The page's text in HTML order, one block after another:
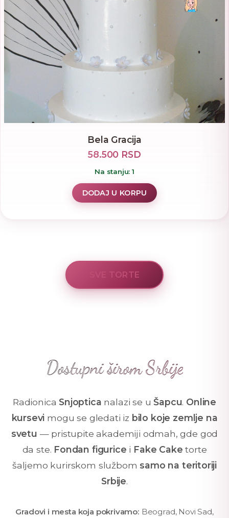
Bela Gracija
58.500 RSD
Na stanju: 1
DODAJ U KORPU
SVE TORTE
Dostupni širom Srbije
Radionica Snjoptica nalazi se uŠapcu. Online
kursevi mogu se gledati iz bilo koje zemlje na
svetu — pristupite akademiji odmah, gde god
da ste. Fondan figurice i Fake Cake torte
šaljemo kurirskom službom samo na teritoriji
Srbije.
Gradovi i mesta koja pokrivamo: Beograd, Novi Sad,